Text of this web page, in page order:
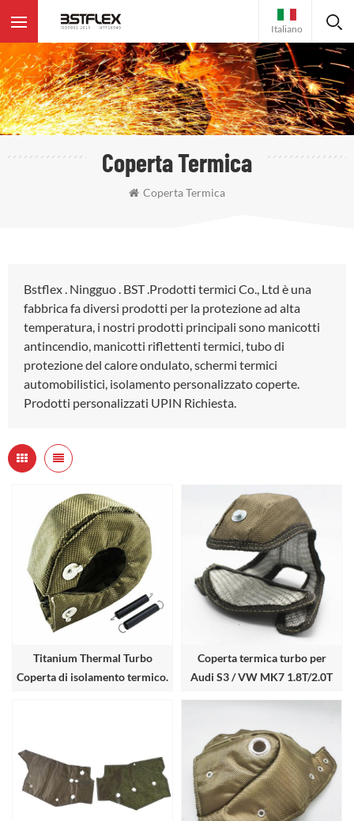
Italiano
Coperta Termica
Coperta Termica
Bstflex . Ningguo . BST .Prodotti termici Co., Ltd è una
fabbrica fa diversi prodotti per la protezione ad alta
temperatura, i nostri prodotti principali sono manicotti
antincendio, manicotti riflettenti termici, tubo di
protezione del calore ondulato, schermi termici
automobilistici, isolamento personalizzato coperte.
Prodotti personalizzati UPIN Richiesta.
Titanium Thermal Turbo
Coperta di isolamento termico.
Coperta termica turbo per
Audi S3 / VW MK7 1.8T/2.0T